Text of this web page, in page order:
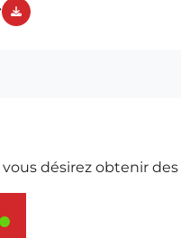
désirez obtenir